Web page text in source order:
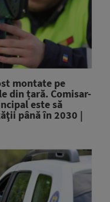
montate pe
din țară. Comisar-
este să
până în 2030 |